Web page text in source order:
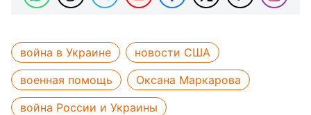
война в Украине
новости США
военная помощь
Оксана Маркарова
война России и Украины